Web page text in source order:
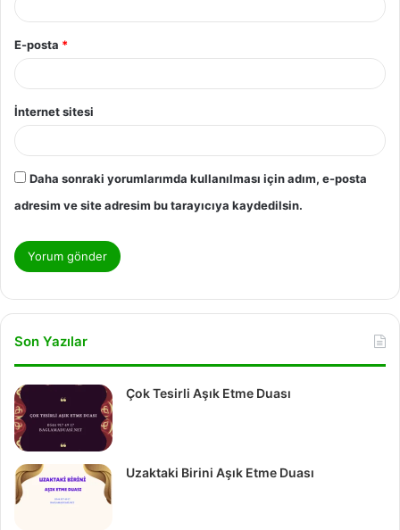
E-posta *
İnternet sitesi
Daha sonraki yorumlarımda kullanılması için adım, e-posta
adresim ve site adresim bu tarayıcıya kaydedilsin.
Son Yazılar
Çok Tesirli Aşık Etme Duası
Uzaktaki Birini Aşık Etme Duası